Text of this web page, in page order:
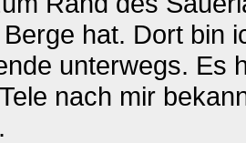
hat. Dort bin
unterwegs. Es
nach mir